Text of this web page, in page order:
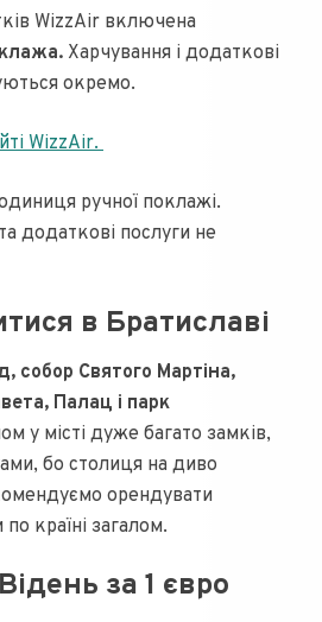
WizzAir включена
Харчування і додаткові
окремо.
WizzAir.
ручної поклажі.
додаткові послуги не
в Братиславі
собор Святого Мартіна,
Палац і парк
у місті дуже багато замків,
бо столиця на диво
орендувати
країні загалом.
за 1 євро